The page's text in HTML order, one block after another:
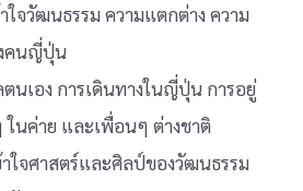
ใจวัฒนธรรม ความแตกต่าง ความ
คนญี่ปุ่น
นเอง การเดินทางในญี่ปุ่น การอยู่
นค่าย และเพื่อนๆ ต่างชาติ
าใจศาสตร์และศิลป์ของวัฒนธรรม